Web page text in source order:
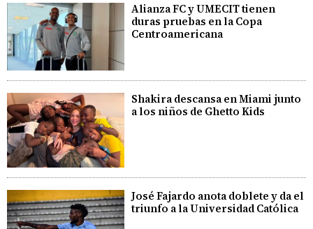
Alianza FC y UMECIT tienen
duras pruebas en la Copa
Centroamericana
Shakira descansa en Miami junto
a los niños de Ghetto Kids
José Fajardo anota doblete y da el
triunfo a la Universidad Católica